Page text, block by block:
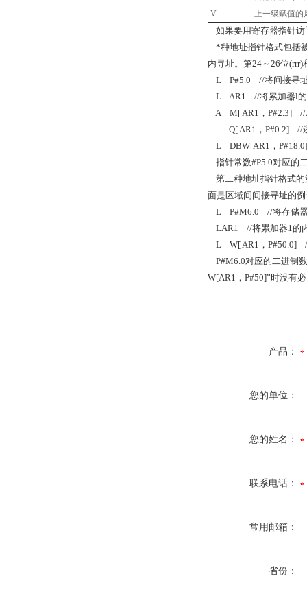
V
上一级赋值的
如果要用寄存器指针
*种地址指针格式包括
内寻址。第24～ 26位(rrr)
L P#5.0 //将间接寻
L AR1 //将累加器l
A M[ AR1 ， P#2.3] //
= Q[ AR1 ， P#0.2] //
L DBW[AR1 ，
指针常数#P5.0对应的
第二种地址指针格式的
面是区域间间接寻址的
L P#M6.0 //将存储
LAR1 //将累加器1的
L W[ AR1 ， P#50.0]
P#M6.0对应的二进制
W[AR1 ， P#50]”时没有
产品：
您的单位：
您的姓名：
联系电话：
常用邮箱：
省份：